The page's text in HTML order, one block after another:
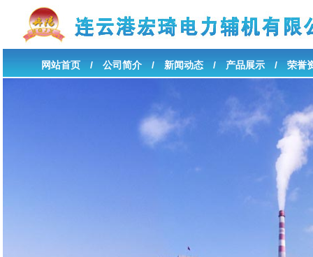
网站首页 / 公司简介 / 新闻动态 / 产品展示 / 荣誉